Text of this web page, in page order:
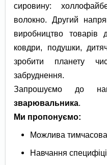
сировину:
волокно. Другий
виробництво товарів
ковдри, подушки,
зробити планету
забруднення.
Запрошуємо до
зварювальника
Ми пропонуємо:
Можлива
Навчання